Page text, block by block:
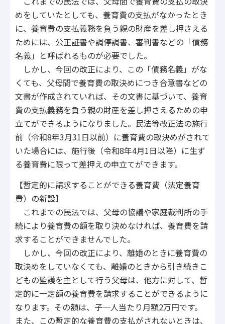
めをしていたとしても、養育費の支払がなかったとき
に、養育費の支払義務を負う親の財産を差し押さえる
ためには、公正証書や調停調書、審判書などの「債務
名義」と呼ばれるものが必要でした。
しかし、今回の改正により、この「債務名義」がな
くても、父母間で養育費の取決めにつき合意書などの
文書が作成されていれば、その文書に基づいて、養育
費の支払義務を負う親の財産を差し押さえるための申
立てができるようになりました。民法等改正法の施行
前（令和8年3月31日以前）に養育費の取決めがされて
いた場合には、施行後（令和8年4月1日以降）に生ず
る養育費に限って差押えの申立てができます。
【暫定的に請求することができる養育費（法定養育
費）の新設】
これまでの民法では、父母の協議や家庭裁判所の手
続により養育費の額を取り決めなければ、養育費を請
求することができませんでした。
しかし、今回の改正により、離婚のときに養育費の
取決めをしていなくても、離婚のときから引き続きこ
どもの監護を主として行う父母は、他方に対して、暫
定的に一定額の養育費を請求することができるように
なります。その額は、子一人当たり月額2万円です。
また、この暫定的な養育費の支払がされないときは、